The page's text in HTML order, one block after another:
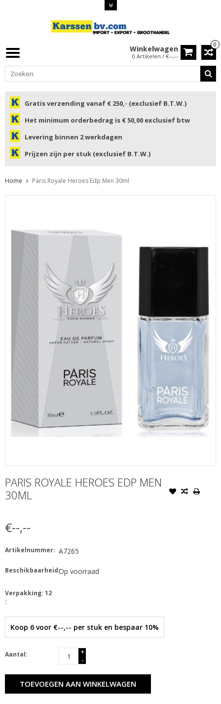
0
Winkelwagen
0 Artikelen / €--,--
Gratis verzending vanaf € 250,- (exclusief B.T.W.)
Het minimum orderbedrag is € 50,00 exclusief btw
Levering binnen 2 werkdagen
Prijzen zijn per stuk (exclusief B.T.W.)
Home Paris Royale Heroes Edp Men 30ml
PARIS ROYALE HEROES EDP MEN
30ML
€--,--
Artikelnummer: A7265
Beschikbaarheid:Op voorraad
Verpakking: 12
:
Koop 6 voor €--,-- per stuk en bespaar 10%
Aantal:
+
-
TOEVOEGEN AAN WINKELWAGEN